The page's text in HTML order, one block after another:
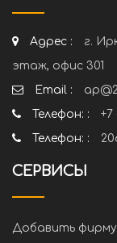
Адрес :
г.
этаж, офис 301
Email :
Телефон: :
Телефон: :
СЕРВИСЫ
Добавить фирму